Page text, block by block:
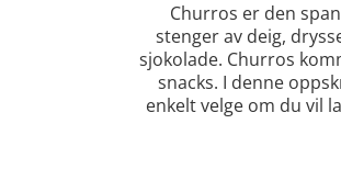
Churros er den
stenger av deig,
sjokolade. Churros
snacks. I denne
enkelt velge om du vil